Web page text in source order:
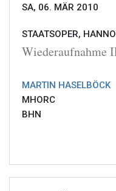
SA, 06. MÄR 2010
STAATSOPER,
Wiederaufnahme
MARTIN HASELBÖCK
MHORC
BHN